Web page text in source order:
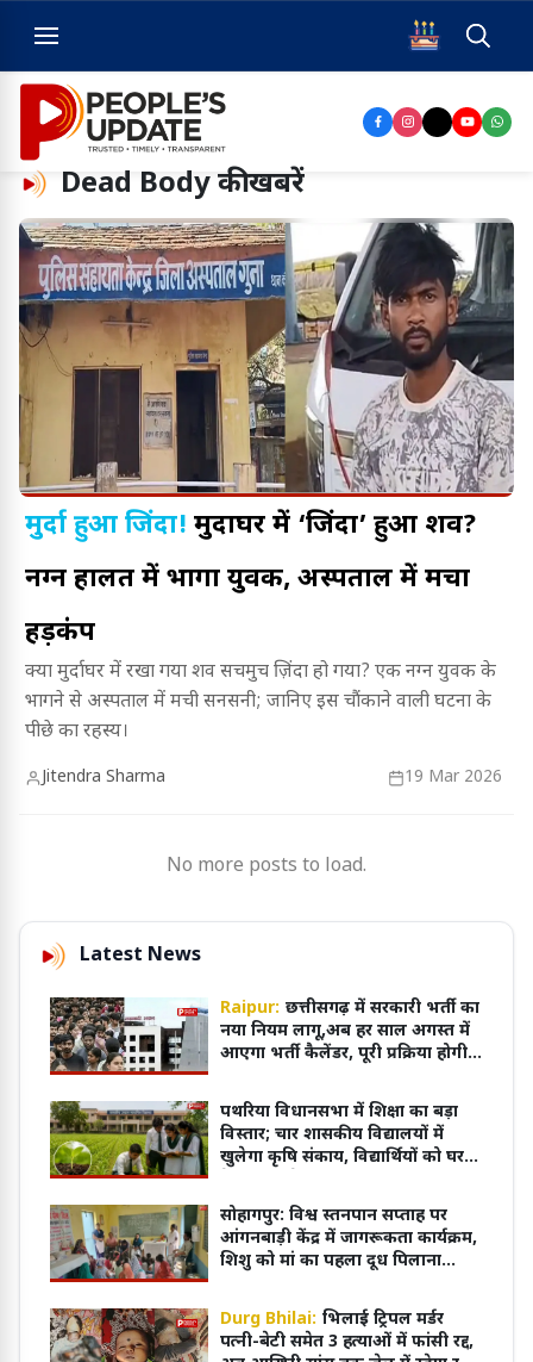
Dead Bodyकी खबरें
मुर्दा हुआ जिंदा! मुर्दाघर में ‘जिंदा’ हुआ शव?
नग्न हालत में भागा युवक, अस्पताल में मचा
हड़कंप
क्या मुर्दाघर में रखा गया शव सचमुच ज़िंदा हो गया? एक नग्न युवक के
भागने से अस्पताल में मची सनसनी; जानिए इस चौंकाने वाली घटना के
पीछे का रहस्य।
Jitendra Sharma 19 Mar 2026
No more posts to load.
Latest News
Raipur: छत्तीसगढ़ में सरकारी भर्ती का
नया नियम लागू,अब हर साल अगस्त में
आएगा भर्ती कैलेंडर, पूरी प्रक्रिया होगी
पथरिया विधानसभा में शिक्षा का बड़ा
विस्तार; चार शासकीय विद्यालयों में
खुलेगा कृषि संकाय, विद्यार्थियों को घर
सोहागपुर: विश्व स्तनपान सप्ताह पर
आंगनबाड़ी केंद्र में जागरूकता कार्यक्रम,
शिशु को मां का पहला दूध पिलाना
Durg Bhilai: भिलाई ट्रिपल मर्डर
पत्नी-बेटी समेत 3 हत्याओं में फांसी रद्द,